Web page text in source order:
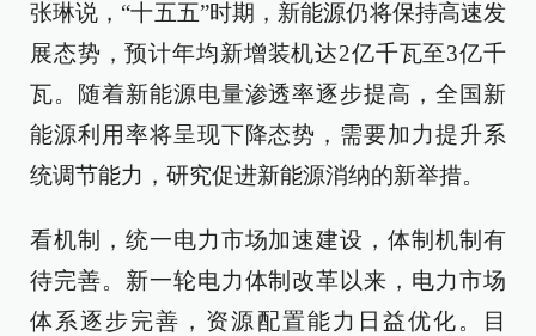
张琳说，“十五五”时期，新能源仍将保持高速发
展态势，预计年均新增装机达2亿千瓦至3亿千
瓦。随着新能源电量渗透率逐步提高，全国新
能源利用率将呈现下降态势，需要加力提升系
统调节能力，研究促进新能源消纳的新举措。
看机制，统一电力市场加速建设，体制机制有
待完善。新一轮电力体制改革以来，电力市场
体系逐步完善，资源配置能力日益优化。目